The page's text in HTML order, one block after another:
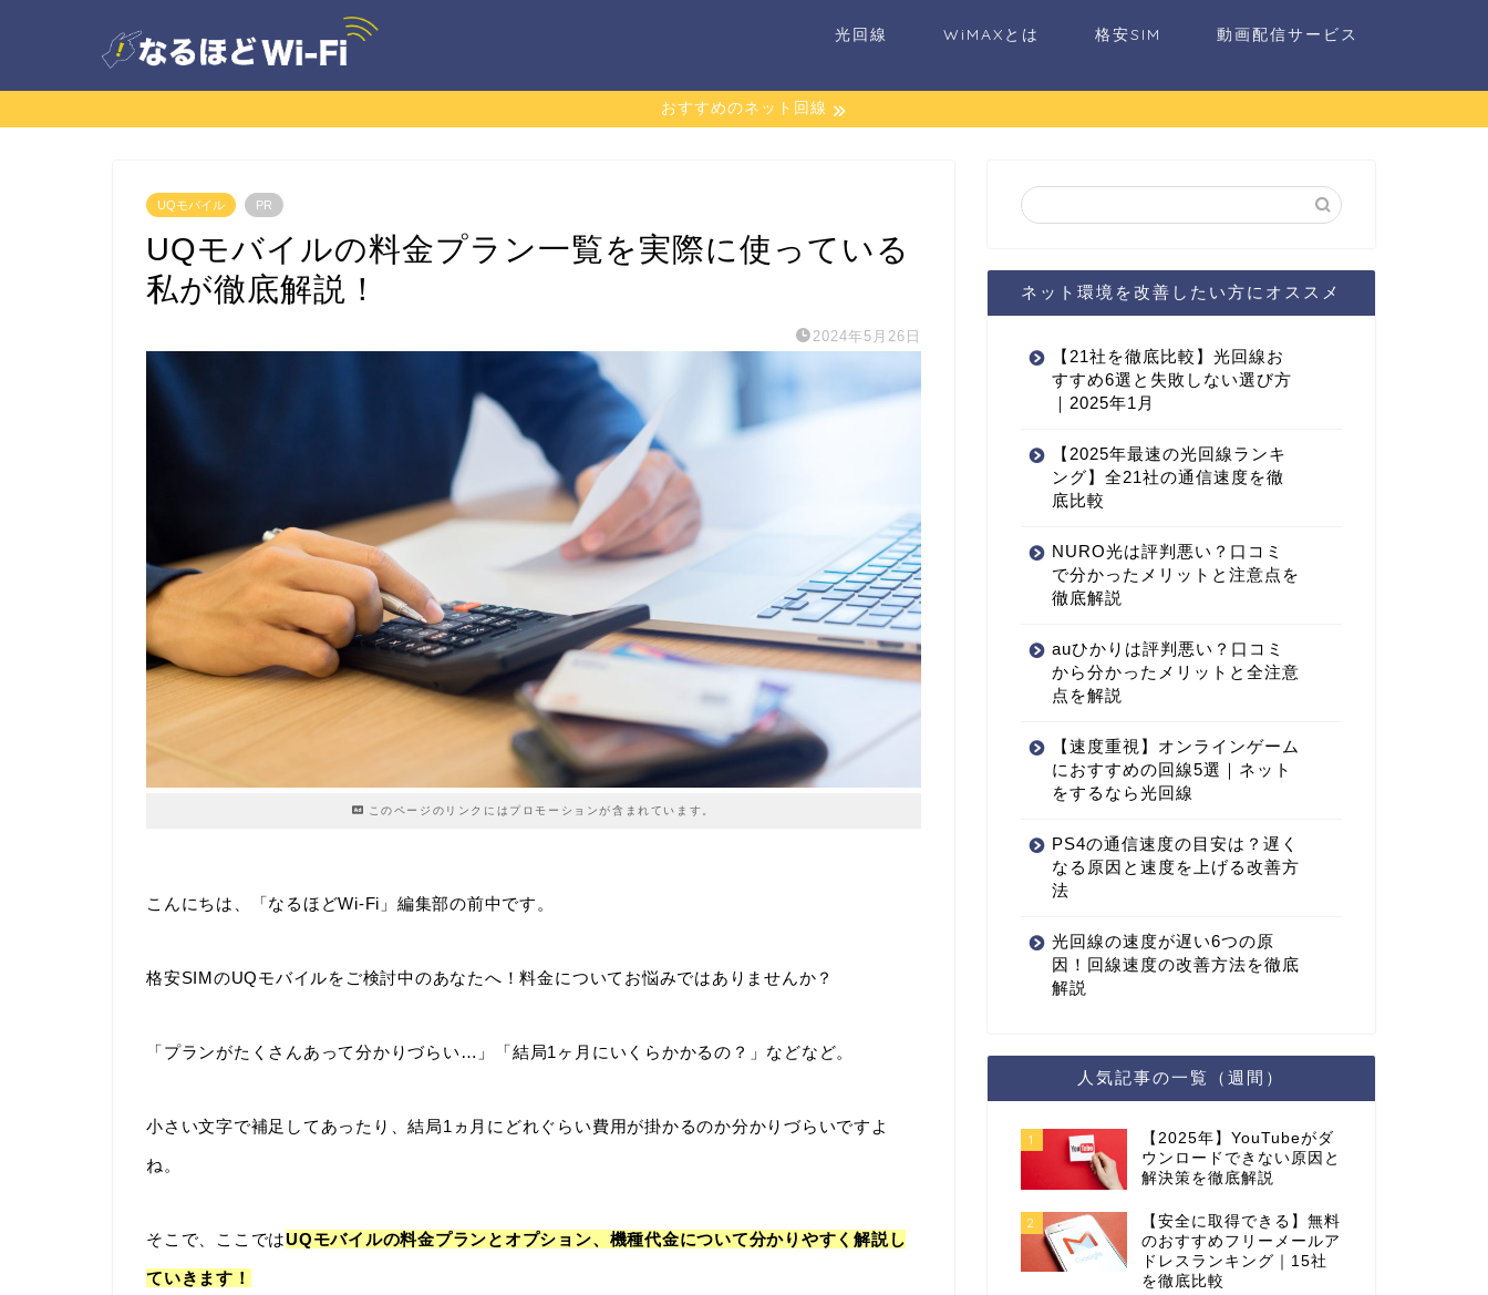
光回線 WiMAXとは 格安SIM 動画配信サービス
おすすめのネット回線
UQモバイル PR
UQモバイルの料金プラン一覧を実際に使っている
私が徹底解説！
2024年5月26日
このページのリンクにはプロモーションが含まれています。
こんにちは、「なるほどWi-Fi」編集部の前中です。
格安SIMのUQモバイルをご検討中のあなたへ！料金についてお悩みではありませんか？
「プランがたくさんあって分かりづらい…」「結局1ヶ月にいくらかかるの？」などなど。
小さい文字で補足してあったり、結局1ヵ月にどれぐらい費用が掛かるのか分かりづらいですよ
ね。
そこで、ここではUQモバイルの料金プランとオプション、機種代金について分かりやすく解説し
ていきます！
ネット環境を改善したい方にオススメ
【21社を徹底比較】光回線お
すすめ6選と失敗しない選び方
｜2025年1月
【2025年最速の光回線ランキ
ング】全21社の通信速度を徹
底比較
NURO光は評判悪い？口コミ
で分かったメリットと注意点を
徹底解説
auひかりは評判悪い？口コミ
から分かったメリットと全注意
点を解説
【速度重視】オンラインゲーム
におすすめの回線5選｜ネット
をするなら光回線
PS4の通信速度の目安は？遅く
なる原因と速度を上げる改善方
法
光回線の速度が遅い6つの原
因！回線速度の改善方法を徹底
解説
人気記事の一覧（週間）
1
【2025年】YouTubeがダ
ウンロードできない原因と
解決策を徹底解説
2
【安全に取得できる】無料
のおすすめフリーメールア
ドレスランキング｜15社
を徹底比較